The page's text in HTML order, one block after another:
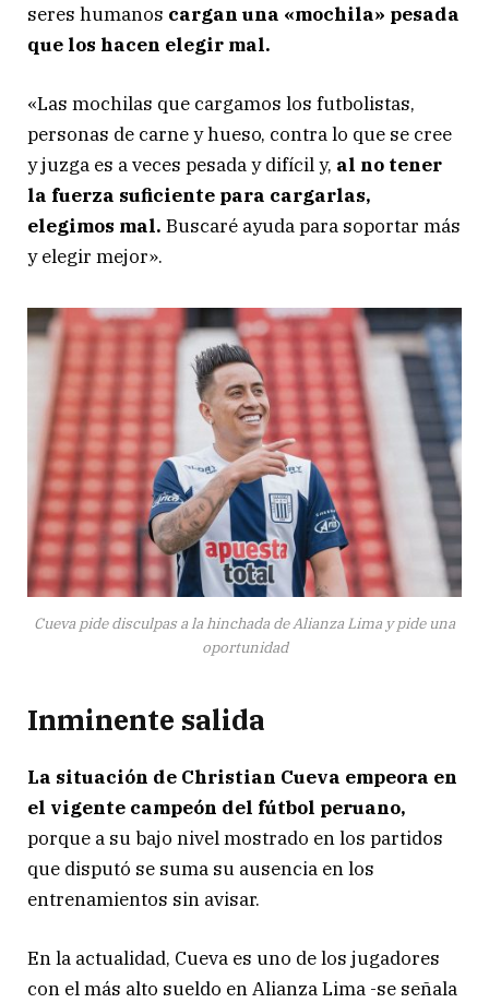
seres humanos cargan una «mochila» pesada
que los hacen elegir mal.
«Las mochilas que cargamos los futbolistas,
personas de carne y hueso, contra lo que se cree
y juzga es a veces pesada y difícil y, al no tener
la fuerza suficiente para cargarlas,
elegimos mal. Buscaré ayuda para soportar más
y elegir mejor».
Cueva pide disculpas a la hinchada de Alianza Lima y pide una
oportunidad
Inminente salida
La situación de Christian Cueva empeora en
el vigente campeón del fútbol peruano,
porque a su bajo nivel mostrado en los partidos
que disputó se suma su ausencia en los
entrenamientos sin avisar.
En la actualidad, Cueva es uno de los jugadores
con el más alto sueldo en Alianza Lima -se señala